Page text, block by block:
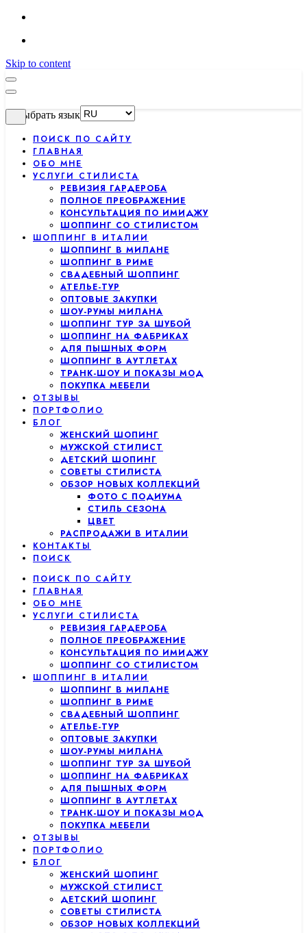
Skip to content
Выбрать язык
ПОИСК ПО САЙТУ
ГЛАВНАЯ
ОБО МНЕ
УСЛУГИ СТИЛИСТА
РЕВИЗИЯ ГАРДЕРОБА
ПОЛНОЕ ПРЕОБРАЖЕНИЕ
КОНСУЛЬТАЦИЯ ПО ИМИДЖУ
ШОППИНГ СО СТИЛИСТОМ
ШОППИНГ В ИТАЛИИ
ШОППИНГ В МИЛАНЕ
ШОППИНГ В РИМЕ
СВАДЕБНЫЙ ШОППИНГ
АТЕЛЬЕ-ТУР
ОПТОВЫЕ ЗАКУПКИ
ШОУ-РУМЫ МИЛАНА
ШОППИНГ ТУР ЗА ШУБОЙ
ШОППИНГ НА ФАБРИКАХ
ДЛЯ ПЫШНЫХ ФОРМ
ШОППИНГ В АУТЛЕТАХ
ТРАНК-ШОУ И ПОКАЗЫ МОД
ПОКУПКА МЕБЕЛИ
ОТЗЫВЫ
ПОРТФОЛИО
БЛОГ
ЖЕНСКИЙ ШОПИНГ
МУЖСКОЙ СТИЛИСТ
ДЕТСКИЙ ШОПИНГ
СОВЕТЫ СТИЛИСТА
ОБЗОР НОВЫХ КОЛЛЕКЦИЙ
ФОТО С ПОДИУМА
СТИЛЬ СЕЗОНА
ЦВЕТ
РАСПРОДАЖИ В ИТАЛИИ
КОНТАКТЫ
ПОИСК
ПОИСК ПО САЙТУ
ГЛАВНАЯ
ОБО МНЕ
УСЛУГИ СТИЛИСТА
РЕВИЗИЯ ГАРДЕРОБА
ПОЛНОЕ ПРЕОБРАЖЕНИЕ
КОНСУЛЬТАЦИЯ ПО ИМИДЖУ
ШОППИНГ СО СТИЛИСТОМ
ШОППИНГ В ИТАЛИИ
ШОППИНГ В МИЛАНЕ
ШОППИНГ В РИМЕ
СВАДЕБНЫЙ ШОППИНГ
АТЕЛЬЕ-ТУР
ОПТОВЫЕ ЗАКУПКИ
ШОУ-РУМЫ МИЛАНА
ШОППИНГ ТУР ЗА ШУБОЙ
ШОППИНГ НА ФАБРИКАХ
ДЛЯ ПЫШНЫХ ФОРМ
ШОППИНГ В АУТЛЕТАХ
ТРАНК-ШОУ И ПОКАЗЫ МОД
ПОКУПКА МЕБЕЛИ
ОТЗЫВЫ
ПОРТФОЛИО
БЛОГ
ЖЕНСКИЙ ШОПИНГ
МУЖСКОЙ СТИЛИСТ
ДЕТСКИЙ ШОПИНГ
СОВЕТЫ СТИЛИСТА
ОБЗОР НОВЫХ КОЛЛЕКЦИЙ